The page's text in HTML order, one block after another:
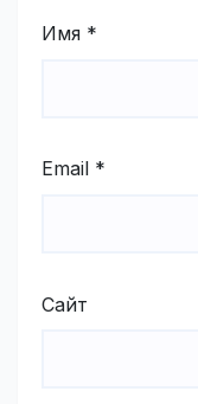
Имя *
Email *
Сайт